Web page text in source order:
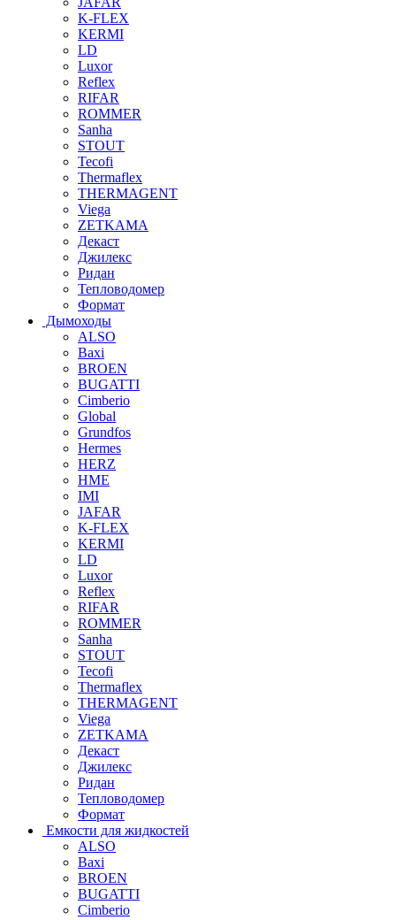
K-FLEX
KERMI
LD
Luxor
Reflex
RIFAR
ROMMER
Sanha
STOUT
Tecofi
Thermaflex
THERMAGENT
Viega
ZETKAMA
Декаст
Джилекс
Ридан
Тепловодомер
Формат
Дымоходы
ALSO
Baxi
BROEN
BUGATTI
Cimberio
Global
Grundfos
Hermes
HERZ
HME
IMI
JAFAR
K-FLEX
KERMI
LD
Luxor
Reflex
RIFAR
ROMMER
Sanha
STOUT
Tecofi
Thermaflex
THERMAGENT
Viega
ZETKAMA
Декаст
Джилекс
Ридан
Тепловодомер
Формат
Емкости для жидкостей
ALSO
Baxi
BROEN
BUGATTI
Cimberio